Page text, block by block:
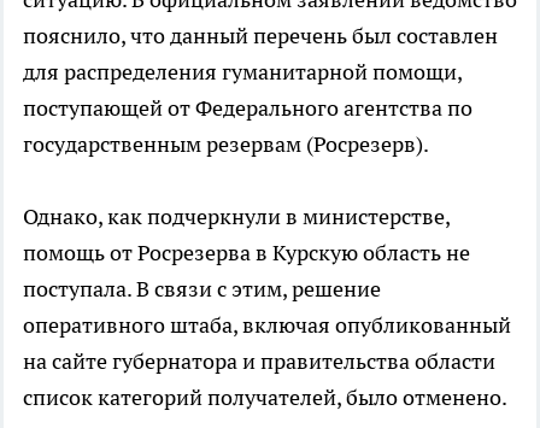
пояснило, что данный перечень был составлен
для распределения гуманитарной помощи,
поступающей от Федерального агентства по
государственным резервам (Росрезерв).
Однако, как подчеркнули в министерстве,
помощь от Росрезерва в Курскую область не
поступала. В связи с этим, решение
оперативного штаба, включая опубликованный
на сайте губернатора и правительства области
список категорий получателей, было отменено.